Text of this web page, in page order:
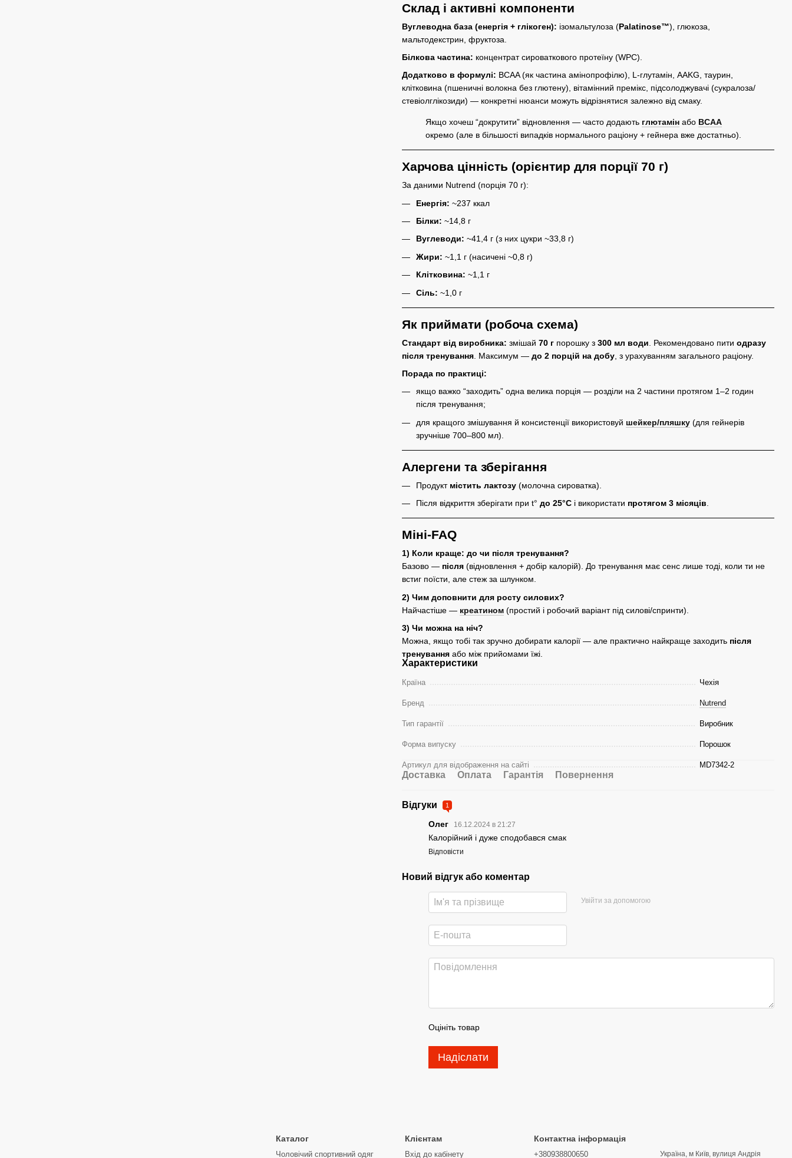
Склад і активні компоненти
Вуглеводна база (енергія + глікоген): ізомальтулоза (Palatinose™), глюкоза,
мальтодекстрин, фруктоза.
Білкова частина: концентрат сироваткового протеїну (WPC).
Додатково в формулі: BCAA (як частина амінопрофілю), L-глутамін, AAKG, таурин,
клітковина (пшеничні волокна без глютену), вітамінний премікс, підсолоджувачі (сукралоза/
стевіолглікозиди) — конкретні нюанси можуть відрізнятися залежно від смаку.
Якщо хочеш “докрутити” відновлення — часто додають глютамін або BCAA
окремо (але в більшості випадків нормального раціону + гейнера вже достатньо).
Харчова цінність (орієнтир для порції 70 г)
За даними Nutrend (порція 70 г):
Енергія: ~237 ккал
Білки: ~14,8 г
Вуглеводи: ~41,4 г (з них цукри ~33,8 г)
Жири: ~1,1 г (насичені ~0,8 г)
Клітковина: ~1,1 г
Сіль: ~1,0 г
Як приймати (робоча схема)
Стандарт від виробника: змішай 70 г порошку з 300 мл води . Рекомендовано пити одразу
після тренування . Максимум — до 2 порцій на добу , з урахуванням загального раціону.
Порада по практиці:
якщо важко “заходить” одна велика порція — розділи на 2 частини протягом 1–2 годин
після тренування;
для кращого змішування й консистенції використовуй шейкер/пляшку (для гейнерів
зручніше 700–800 мл).
Алергени та зберігання
Продукт містить лактозу (молочна сироватка).
Після відкриття зберігати при t° до 25°C і використати протягом 3 місяців.
Міні-FAQ
1) Коли краще: до чи після тренування?
Базово — після (відновлення + добір калорій). До тренування має сенс лише тоді, коли ти не
встиг поїсти, але стеж за шлунком.
2) Чим доповнити для росту силових?
Найчастіше — креатином (простий і робочий варіант під силові/спринти).
3) Чи можна на ніч?
Можна, якщо тобі так зручно добирати калорії — але практично найкраще заходить після
тренування або між прийомами їжі.
Характеристики
Країна Чехія
Бренд Nutrend
Тип гарантії Виробник
Форма випуску Порошок
Артикул для відображення на сайті MD7342-2
Доставка Оплата Гарантія Повернення
Відгуки 1
Олег 16.12.2024 в 21:27
Калорійний і дуже сподобався смак
Відповісти
Новий відгук або коментар
Увійти за допомогою
Оцініть товар
Надіслати
Каталог
Чоловічий спортивний одяг
Клієнтам
Вхід до кабінету
Контактна інформація
+380938800650 Україна, м Київ, вулиця Андрія